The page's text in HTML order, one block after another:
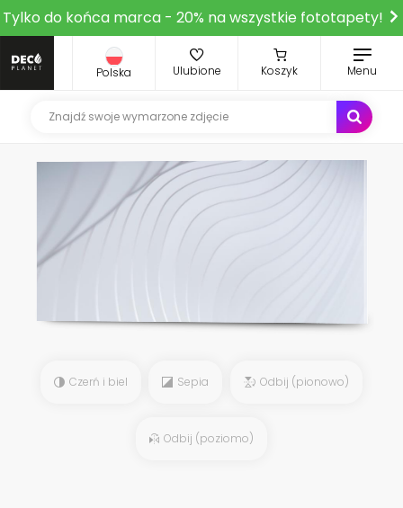
Tylko do końca marca - 20% na wszystkie fototapety!
Polska Ulubione Koszyk Menu
Czerń i biel Sepia Odbij (pionowo)
Odbij (poziomo)